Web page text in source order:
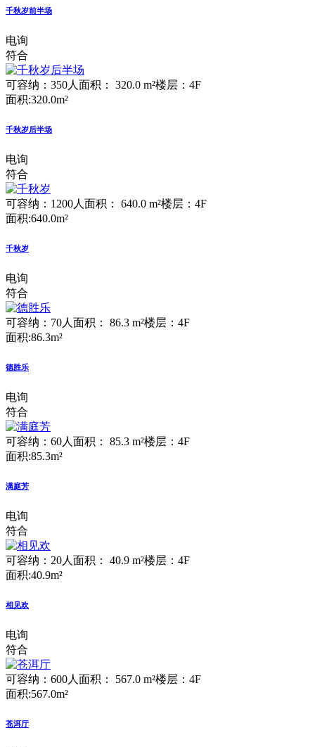
千秋岁前半场
电询
符合
可容纳：350人面积： 320.0 m²楼层：4F
面积:320.0m²
千秋岁后半场
电询
符合
可容纳：1200人 面积： 640.0 m²楼层：4F
面积:640.0m²
千秋岁
电询
符合
可容纳：70人 面积： 86.3 m²楼层：4F
面积:86.3m²
德胜乐
电询
符合
可容纳：60人 面积： 85.3 m²楼层：4F
面积:85.3m²
满庭芳
电询
符合
可容纳：20人 面积： 40.9 m²楼层：4F
面积:40.9m²
相见欢
电询
符合
可容纳：600人 面积： 567.0 m²楼层：4F
面积:567.0m²
苍洱厅